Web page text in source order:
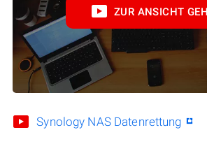
ZUR ANSICHT
Synology NAS Datenrettung